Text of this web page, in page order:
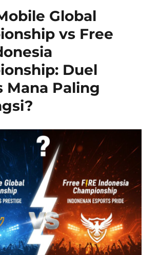
Website Terpercaya
Global
vs Free
Duel
Mana Paling